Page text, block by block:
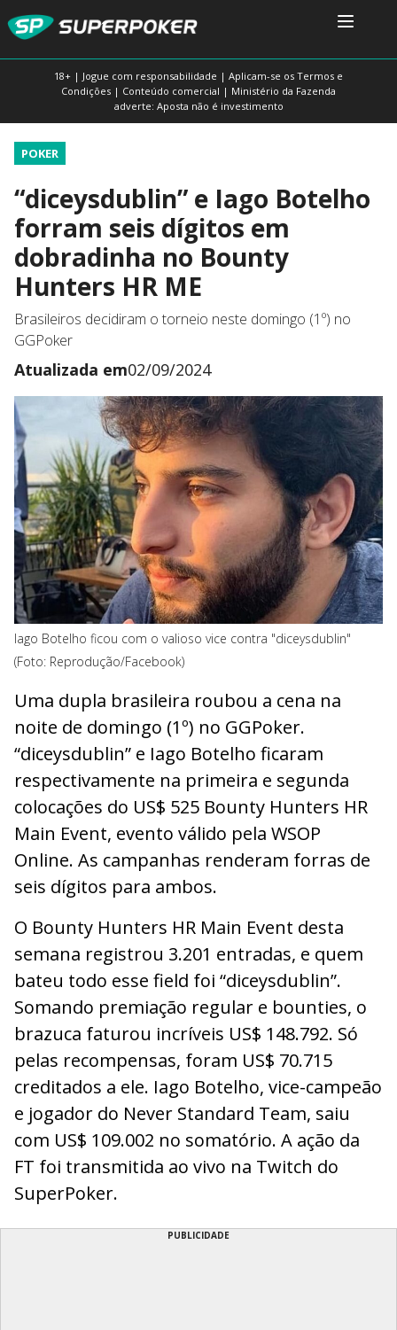
18+ | Jogue com responsabilidade | Aplicam-se os Termos e
Condições | Conteúdo comercial | Ministério da Fazenda
adverte: Aposta não é investimento
POKER
“diceysdublin” e Iago Botelho
forram seis dígitos em
dobradinha no Bounty
Hunters HR ME
Brasileiros decidiram o torneio neste domingo (1º) no
GGPoker
Atualizada em02/09/2024
Iago Botelho ficou com o valioso vice contra "diceysdublin"
(Foto: Reprodução/Facebook)
Uma dupla brasileira roubou a cena na
noite de domingo (1º) no GGPoker.
“diceysdublin” e Iago Botelho ficaram
respectivamente na primeira e segunda
colocações do US$ 525 Bounty Hunters HR
Main Event, evento válido pela WSOP
Online. As campanhas renderam forras de
seis dígitos para ambos.
O Bounty Hunters HR Main Event desta
semana registrou 3.201 entradas, e quem
bateu todo esse field foi “diceysdublin”.
Somando premiação regular e bounties, o
brazuca faturou incríveis US$ 148.792. Só
pelas recompensas, foram US$ 70.715
creditados a ele. Iago Botelho, vice-campeão
e jogador do Never Standard Team, saiu
com US$ 109.002 no somatório. A ação da
FT foi transmitida ao vivo na Twitch do
SuperPoker.
PUBLICIDADE